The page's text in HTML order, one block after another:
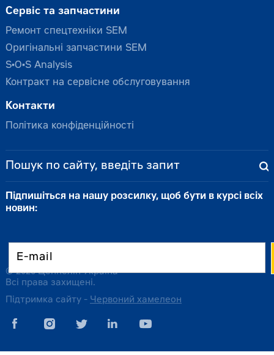
Сервіс та запчастини
Ремонт спецтехніки SEM
Оригінальні запчастини SEM
S•O•S Analysis
Контракт на сервісне обслуговування
Контакти
Політика конфіденційності
Підпишіться на нашу розсилку, щоб бути в курсі всіх
новин:
© 2026 Цеппелін Україна
Всі права захищені.
Підтримка сайту - Червоний хамелеон